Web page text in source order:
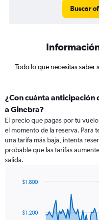
Buscar
Todo lo que necesitas saber
¿Con cuánta anticipación
a Ginebra?
El precio que pagas por tu
el momento de la reserva. Para
una tarifa más baja, intenta
probable que las tarifas
salida.
data
$1.200
$1.800